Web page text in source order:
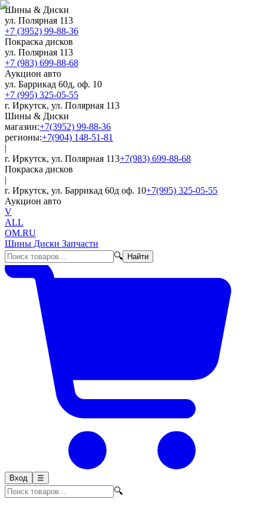
Шины & Диски
ул. Полярная 113
+7 (3952) 99-88-36
Покраска дисков
ул. Полярная 113
+7 (983) 699-88-68
Аукцион авто
ул. Баррикад 60д, оф. 10
+7 (995) 325-05-55
г. Иркутск, ул. Полярная 113
Шины & Диски
магазин:+7(3952) 99-88-36
регионы:+7(904) 148-51-81
|
г. Иркутск, ул. Полярная 113+7(983) 699-88-68
Покраска дисков
|
г. Иркутск, ул. Баррикад 60д оф. 10+7(995) 325-05-55
Аукцион авто
V
ALL
OM.RU
Шины Диски Запчасти
🔍
Найти
Вход ☰
🔍